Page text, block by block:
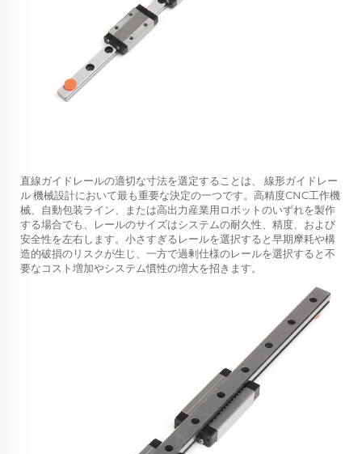
直線ガイドレールの適切な寸法を選定することは、 線形ガイドレー
ル機械設計において最も重要な決定の一つです。高精度CNC工作機
械、自動包装ライン、または高出力産業用ロボットのいずれを製作
する場合でも、レールのサイズはシステムの耐久性、精度、および
安全性を左右します。小さすぎるレールを選択すると早期摩耗や構
造的破損のリスクが生じ、一方で過剰仕様のレールを選択すると不
要なコスト増加やシステム慣性の増大を招きます。